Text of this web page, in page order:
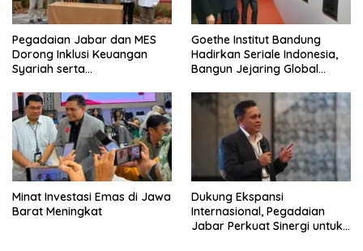
Pegadaian Jabar dan MES
Dorong Inklusi Keuangan
Syariah serta
Goethe Institut Bandung
Hadirkan Seriale Indonesia,
Bangun Jejaring Global
Minat Investasi Emas di Jawa
Barat Meningkat
Dukung Ekspansi
Internasional, Pegadaian
Jabar Perkuat Sinergi untuk